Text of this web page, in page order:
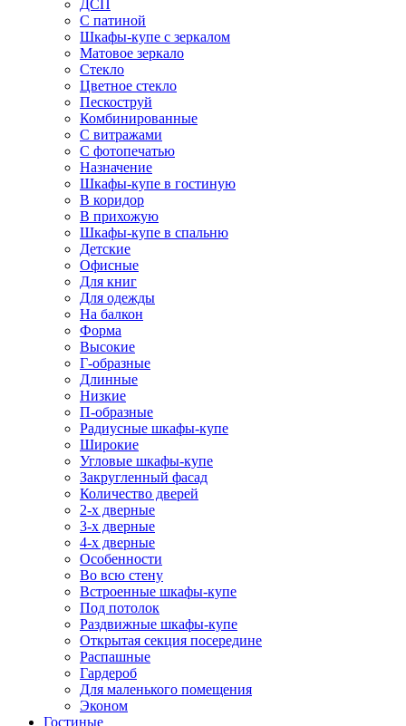
ДСП
С патиной
Шкафы-купе с зеркалом
Матовое зеркало
Стекло
Цветное стекло
Пескоструй
Комбинированные
С витражами
С фотопечатью
Назначение
Шкафы-купе в гостиную
В коридор
В прихожую
Шкафы-купе в спальню
Детские
Офисные
Для книг
Для одежды
На балкон
Форма
Высокие
Г-образные
Длинные
Низкие
П-образные
Радиусные шкафы-купе
Широкие
Угловые шкафы-купе
Закругленный фасад
Количество дверей
2-х дверные
3-х дверные
4-х дверные
Особенности
Во всю стену
Встроенные шкафы-купе
Под потолок
Раздвижные шкафы-купе
Открытая секция посередине
Распашные
Гардероб
Для маленького помещения
Эконом
Гостиные